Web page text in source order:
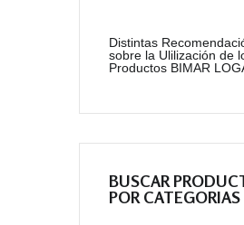
Distintas
sobre la Ulilización de
Productos BIMAR
BUSCAR
POR CATEGORIAS